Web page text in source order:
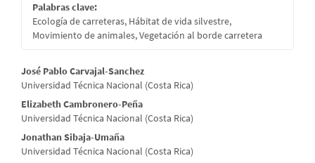
Palabras clave:
Ecología de carreteras, Hábitat de vida silvestre,
Movimiento de animales, Vegetación al borde carretera
Contenido
principal
del
artículo
José Pablo Carvajal-Sanchez
Universidad Técnica Nacional (Costa Rica)
Elizabeth Cambronero-Peña
Universidad Técnica Nacional (Costa Rica)
Jonathan Sibaja-Umaña
Universidad Técnica Nacional (Costa Rica)